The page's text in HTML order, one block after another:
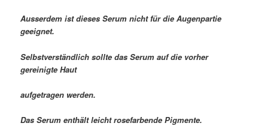
Ausserdem ist dieses Serum nicht für die Augenpartie
geeignet.
Selbstverständlich sollte das Serum auf die vorher
gereinigte Haut
aufgetragen werden.
Das Serum enthält leicht rosefarbende Pigmente.